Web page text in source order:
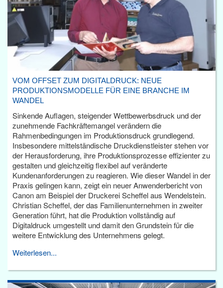
VOM OFFSET ZUM DIGITALDRUCK: NEUE
PRODUKTIONSMODELLE FÜR EINE BRANCHE IM
WANDEL
Sinkende Auflagen, steigender Wettbewerbsdruck und der
zunehmende Fachkräftemangel verändern die
Rahmenbedingungen im Produktionsdruck grundlegend.
Insbesondere mittelständische Druckdienstleister stehen vor
der Herausforderung, ihre Produktionsprozesse effizienter zu
gestalten und gleichzeitig flexibel auf veränderte
Kundenanforderungen zu reagieren. Wie dieser Wandel in der
Praxis gelingen kann, zeigt ein neuer Anwenderbericht von
Canon am Beispiel der Druckerei Scheffel aus Wendelstein.
Christian Scheffel, der das Familienunternehmen in zweiter
Generation führt, hat die Produktion vollständig auf
Digitaldruck umgestellt und damit den Grundstein für die
weitere Entwicklung des Unternehmens gelegt.
Weiterlesen...